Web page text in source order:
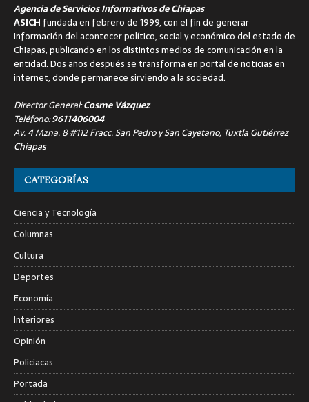
Agencia de Servicios Informativos de Chiapas
ASICH fundada en febrero de 1999, con el fin de generar
información del acontecer político, social y económico del estado de
Chiapas, publicando en los distintos medios de comunicación en la
entidad. Dos años después se transforma en portal de noticias en
internet, donde permanece sirviendo a la sociedad.
Director General:Cosme Vázquez
Teléfono:9611406004
Av. 4 Mzna. 8 #112 Fracc. San Pedro y San Cayetano, Tuxtla Gutiérrez
Chiapas
CATEGORÍAS
Ciencia y Tecnología
Columnas
Cultura
Deportes
Economía
Interiores
Opinión
Policiacas
Portada